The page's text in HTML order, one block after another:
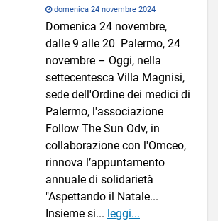
domenica 24 novembre 2024
Domenica 24 novembre,
dalle 9 alle 20 Palermo, 24
novembre – Oggi, nella
settecentesca Villa Magnisi,
sede dell'Ordine dei medici di
Palermo, l'associazione
Follow The Sun Odv, in
collaborazione con l'Omceo,
rinnova l’appuntamento
annuale di solidarietà
"Aspettando il Natale...
Insieme si... leggi...